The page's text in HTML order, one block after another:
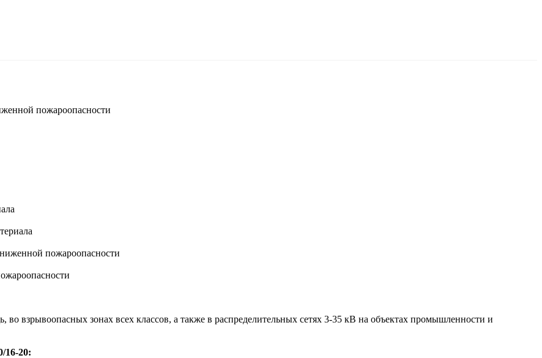
пожароопасности
пожароопасности
взрывоопасных зонах всех классов, а также в распределительных сетях 3-35 кВ на объектах промышленности и
16-20: